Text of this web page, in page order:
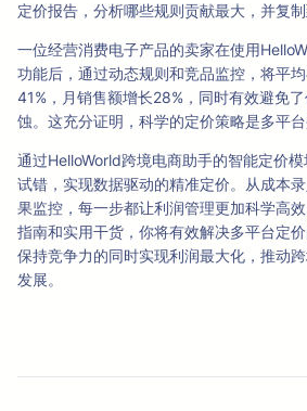
定价报告，分析哪些规则贡献最大，并复制
一位经营消费电子产品的卖家在使用
功能后，通过动态规则和竞品监控，将平
41%，月销售额增长28%，同时有效避免
蚀。这充分证明，科学的定价策略是多平台
通过HelloWorld跨境电商助手的智能定价
试错，实现数据驱动的精准定价。从成本
果监控，每一步都让利润管理更加科学高
指南和实用干货，你将有效解决多平台定
保持竞争力的同时实现利润最大化，推动
发展。